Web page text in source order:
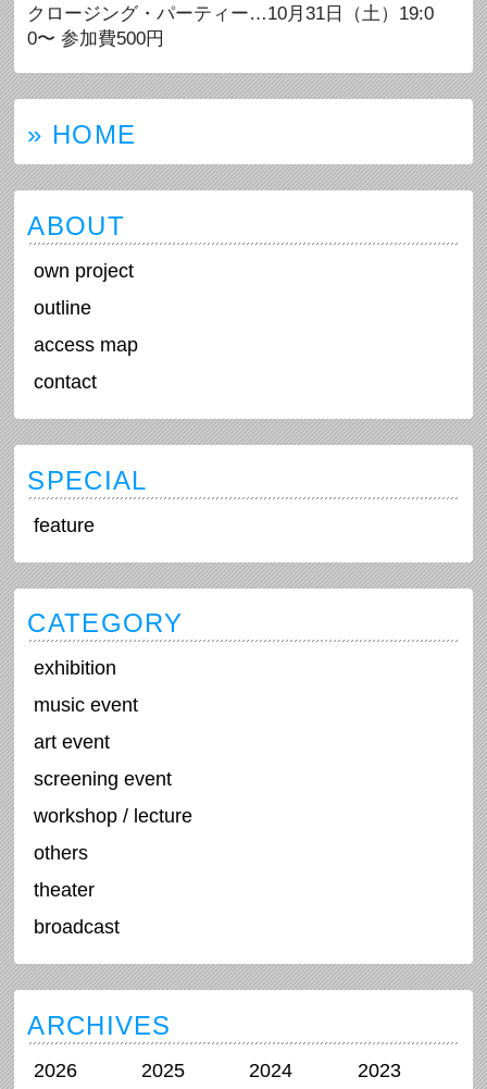
クロージング・パーティー…10月31日（土）19:0
0〜 参加費500円
» HOME
ABOUT
own project
outline
access map
contact
SPECIAL
feature
CATEGORY
exhibition
music event
art event
screening event
workshop / lecture
others
theater
broadcast
ARCHIVES
2026 2025 2024 2023